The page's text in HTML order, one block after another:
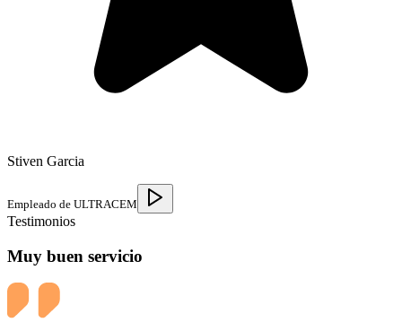
Stiven Garcia
Empleado de ULTRACEM
Testimonios
Muy buen servicio